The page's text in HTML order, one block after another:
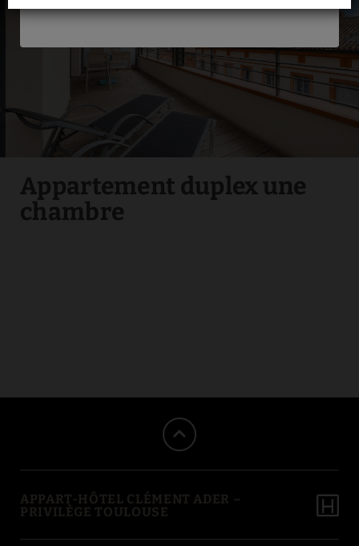
Télévision Draps et serviettes
Microwave
Appartement duplex une
chambre
APPART-HÔTEL CLÉMENT ADER –
PRIVILÈGE TOULOUSE